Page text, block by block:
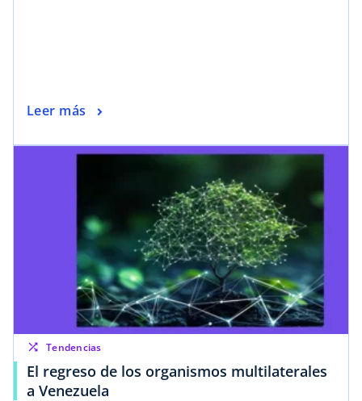
Leer más
shuffle Tendencias
El regreso de los organismos multilaterales
a Venezuela